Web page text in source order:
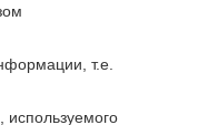
т.е.
используемого